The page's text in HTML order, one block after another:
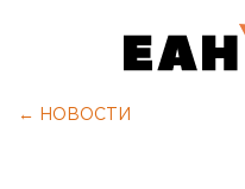
← НОВОСТИ